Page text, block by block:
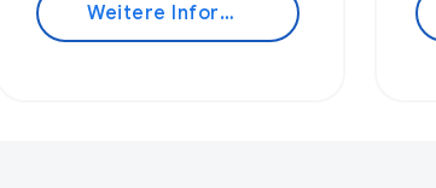
Weitere Informationen